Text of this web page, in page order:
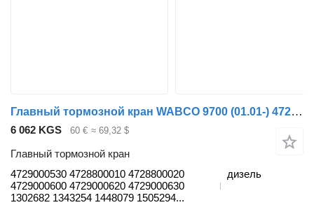
Главный тормозной кран WABCO 9700 (01.01-) 4729000530 для автобуса Volvo 7700-9900 bus (1999-)
6 062 KGS 60 € ≈ 69,32 $
Главный тормозной кран
4729000530 4728800010 4728800020
4729000600 4729000620 4729000630
1302682 1343254 1448079 1505294...
дизель